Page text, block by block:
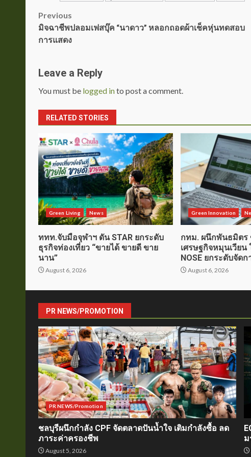
Post
navigation
Previous
มิจฉาชีพปลอมเฟสบุ๊ค “นาดาว” หลอกถอดผ้าเช็คหุ่นทดสอบ
การแสดง
Leave a Reply
You must be logged into post a comment.
RELATED STORIES
Green Living News
ททท.จับมือจุฬาฯ ดัน STAR ยกระดับ
ธุรกิจท่องเที่ยว “ขายได้ ขายดี ขาย
นาน”
August 6, 2026
Green Innovation
กทม. ผนึกพันธมิตร
เศรษฐกิจหมุนเวียน
NOSE ยกระดับจัดก
August 6, 2026
PR NEWS/PROMOTION
PR NEWS/Promotion
ชลบุรีผนึกกำลัง CPF จัดตลาดปันน้ำใจ เติมกำลังซื้อ ลด
ภาระค่าครองชีพ
August 5, 2026
ม